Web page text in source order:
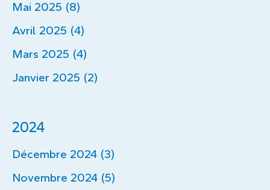
Mai 2025 (8)
Avril 2025 (4)
Mars 2025 (4)
Janvier 2025 (2)
2024
Décembre 2024 (3)
Novembre 2024 (5)